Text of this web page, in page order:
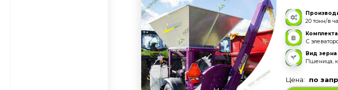
20 тонн/в
С
Вид зерна
Цена: по